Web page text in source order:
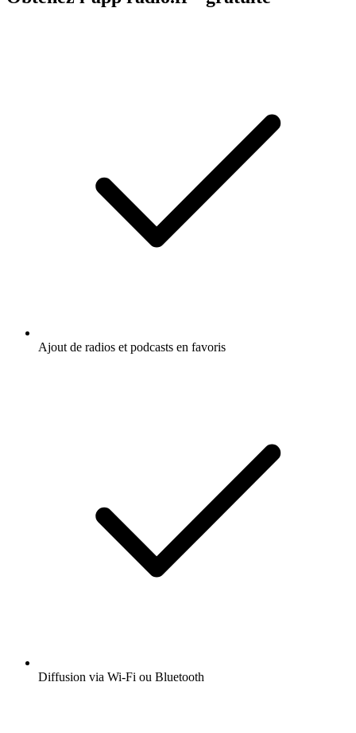
Ajout de radios et podcasts en favoris
Diffusion via Wi-Fi ou Bluetooth